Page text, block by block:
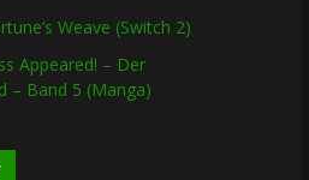
Weave (Switch 2)
Appeared! – Der
– Band 5 (Manga)